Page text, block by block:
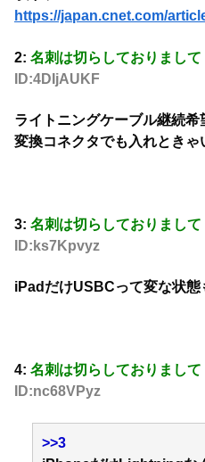
https://japan.cnet.com/
2: 名刺は切らしておりまして
ID:4DIjAUKF
ライトニングケーブル継続希
変換コネクタでも入れときゃ
3: 名刺は切らしておりまして
ID:ks7Kpvyz
iPadだけUSBCって変な状態
4: 名刺は切らしておりまして
ID:nc68VPyz
>>3